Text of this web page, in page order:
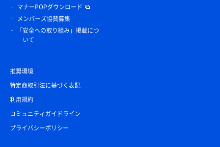
マナーPOPダウンロード
メンバーズ協賛募集
「安全への取り組み」掲載につ
いて
推奨環境
特定商取引法に基づく表記
利用規約
コミュニティガイドライン
プライバシーポリシー